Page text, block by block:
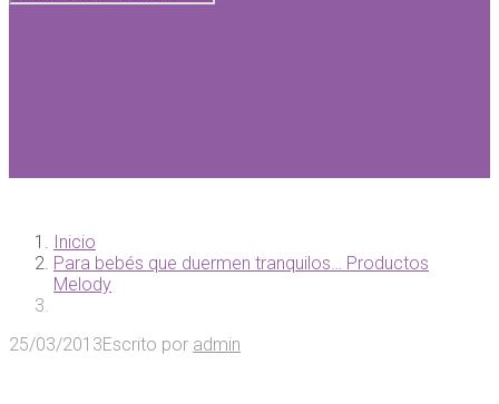
Inicio
Para bebés que duermen tranquilos… Productos
Melody
25/03/2013Escrito por admin